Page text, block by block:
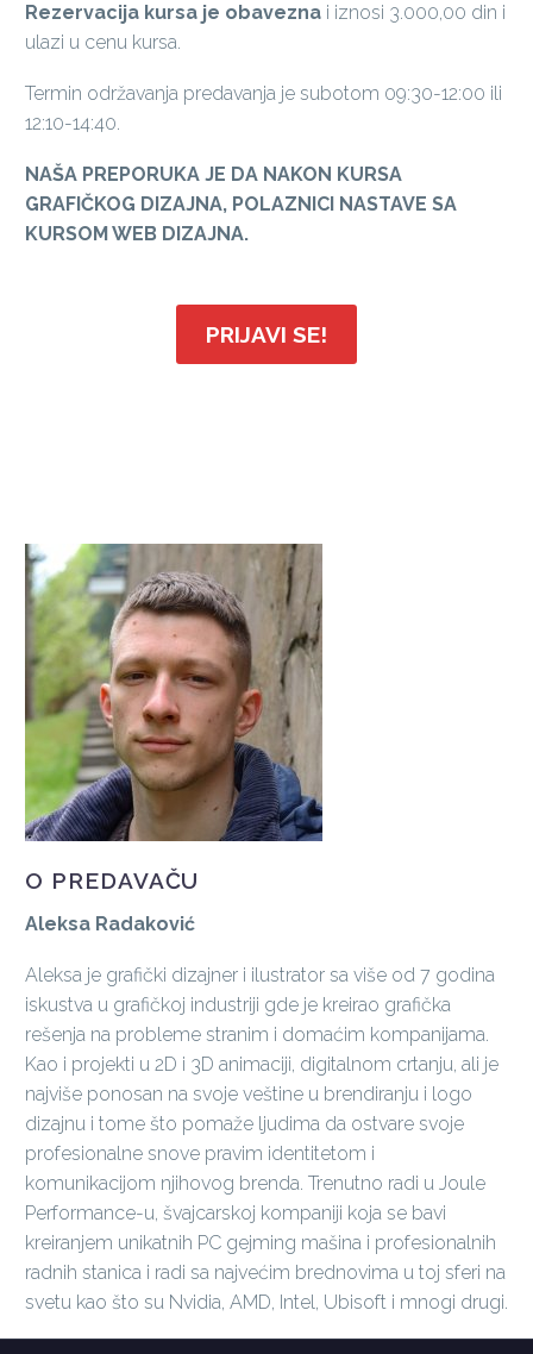
Rezervacija kursa je obavezna i iznosi 3.000,00 din i
ulazi u cenu kursa.
Termin održavanja predavanja je subotom 09:30-12:00 ili
12:10-14:40.
NAŠA PREPORUKA JE DA NAKON KURSA
GRAFIČKOG DIZAJNA, POLAZNICI NASTAVE SA
KURSOM WEB DIZAJNA.
PRIJAVI SE!
O PREDAVAČU
Aleksa Radaković
Aleksa je grafički dizajner i ilustrator sa više od 7 godina
iskustva u grafičkoj industriji gde je kreirao grafička
rešenja na probleme stranim i domaćim kompanijama.
Kao i projekti u 2D i 3D animaciji, digitalnom crtanju, ali je
najviše ponosan na svoje veštine u brendiranju i logo
dizajnu i tome što pomaže ljudima da ostvare svoje
profesionalne snove pravim identitetom i
komunikacijom njihovog brenda. Trenutno radi u Joule
Performance-u, švajcarskoj kompaniji koja se bavi
kreiranjem unikatnih PC gejming mašina i profesionalnih
radnih stanica i radi sa najvećim brednovima u toj sferi na
svetu kao što su Nvidia, AMD, Intel, Ubisoft i mnogi drugi.